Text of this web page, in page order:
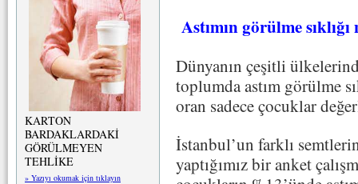
KARTON
BARDAKLARDAKİ
GÖRÜLMEYEN
TEHLİKE
» Yazıyı okumak için tıklayın
Astımın görülme
Dünyanın çeşitli
toplumda astım görülme
oran sadece çocuklar
İstanbul’un farklı
yaptığımız bir anket